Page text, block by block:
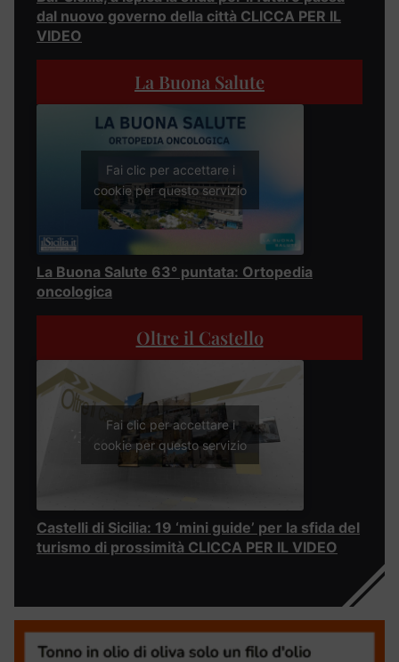
dal nuovo governo della città CLICCA PER IL
VIDEO
La Buona Salute
Fai clic per accettare i
cookie per questo servizio
La Buona Salute 63° puntata: Ortopedia
oncologica
Oltre il Castello
Fai clic per accettare i
cookie per questo servizio
Castelli di Sicilia: 19 ‘mini guide’ per la sfida del
turismo di prossimità CLICCA PER IL VIDEO